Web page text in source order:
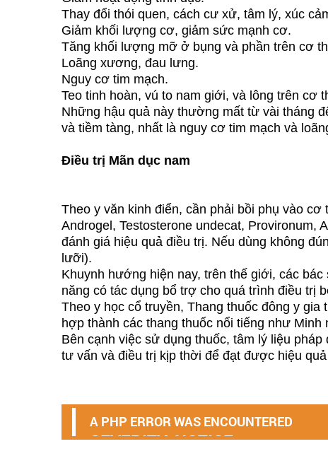
Thay đổi thói quen, cách cư xử, tâm lý, xúc
Giảm khối lượng cơ, giảm sức mạnh cơ.
Tăng khối lượng mỡ ở bụng và phần trên cơ
Loãng xương, đau lưng.
Nguy cơ tim mạch.
Teo tinh hoàn, vú to nam giới, và lông trên cơ
Những hậu quả này thường mất từ vài tháng
và tiềm tàng, nhất là nguy cơ tim mạch và
Điều trị Mãn dục nam
Theo y văn kinh điển, cần phải bồi phụ vào
Androgel, Testosterone undecat,
đánh giá hiệu quả điều trị. Nếu dùng không
lưỡi).
Khuynh hướng hiện nay, trên thế giới, các
năng có tác dụng bổ trợ cho quá trình điều trị
Theo y học cổ truyền, Thang thuốc đông y
hợp thành các thang thuốc nổi tiếng như
Bên cạnh việc sử dụng thuốc, tâm lý liệu
tư vấn và điều trị kịp thời để đạt được hiệu
A PHP ERROR WAS ENCOUNTERED
SEVERITY: NOTICE